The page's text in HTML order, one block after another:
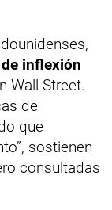
inflexión
Wall Street.
de
que
sostienen
consultadas